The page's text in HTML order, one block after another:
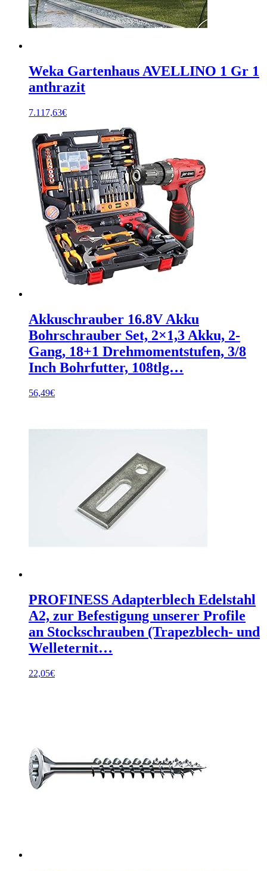
Weka Gartenhaus AVELLINO 1 Gr 1
anthrazit
7.117,63€
Akkuschrauber 16.8V Akku
Bohrschrauber Set, 2×1,3 Akku, 2-
Gang, 18+1 Drehmomentstufen, 3/8
Inch Bohrfutter, 108tlg…
56,49€
PROFINESS Adapterblech Edelstahl
A2, zur Befestigung unserer Profile
an Stockschrauben (Trapezblech- und
Welleternit…
22,05€